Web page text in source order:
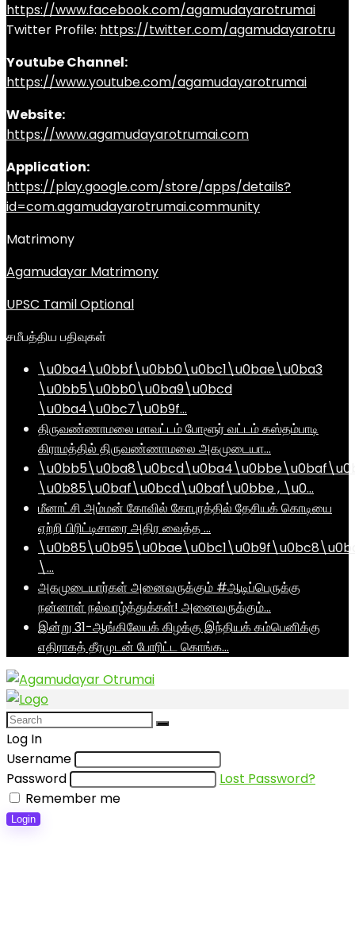
https://www.facebook.com/agamudayarotrumai
Twitter Profile: https://twitter.com/agamudayarotru
Youtube Channel:
https://www.youtube.com/agamudayarotrumai
Website:
https://www.agamudayarotrumai.com
Application:
https://play.google.com/store/apps/details?
id=com.agamudayarotrumai.community
Matrimony
Agamudayar Matrimony
UPSC Tamil Optional
சமீபத்திய பதிவுகள்
\u0ba4\u0bbf\u0bb0\u0bc1\u0bae\u0ba3
\u0bb5\u0bb0\u0ba9\u0bcd
\u0ba4\u0bc7\u0b9f…
திருவண்ணாமலை மாவட்டம் போளூர் வட்டம் கஸ்தம்பாடி
கிராமத்தில் திருவண்ணாமலை அகமுடையா…
\u0b85\u0baf\u0bcd\u0baf\u0bbe , \u0…
மீனாட்சி அம்மன் கோவில் கோபுரத்தில் தேசியக் கொடியை
ஏற்றி பிரிட்டிசாரை அதிர வைத்த …
\…
அகமுடையார்கள் அனைவருக்கும் #ஆடிப்பெருக்கு
நன்னாள் நல்வாழ்த்துக்கள்! அனைவருக்கும்…
இன்று 31-ஆங்கிலேயக் கிழக்கு இந்தியக் கம்பெனிக்கு
எதிராகத் தீரமுடன் போரிட்ட கொங்க…
Log In
Username
Password
Lost Password?
Remember me
Login